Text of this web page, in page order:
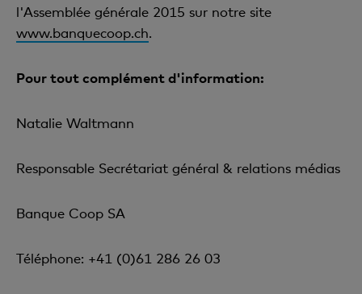
l'Assemblée générale 2015 sur notre site
www.banquecoop.ch.
Pour tout complément d'information:
Natalie Waltmann
Responsable Secrétariat général & relations médias
Banque Coop SA
Téléphone: +41 (0)61 286 26 03